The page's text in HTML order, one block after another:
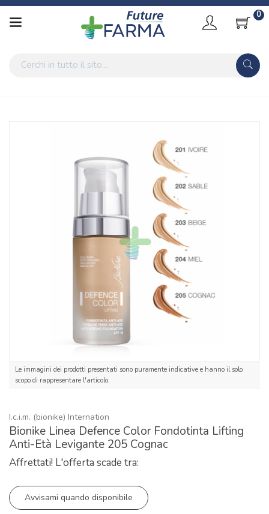
0
Bionike Linea Defence Color Fondotinta Lifting Anti-Età
Levigante 205 Cognac
Le immagini dei prodotti presentati sono puramente indicative e hanno il solo
scopo di rappresentare l'articolo.
I.c.i.m. (bionike) Internation
Bionike Linea Defence Color Fondotinta Lifting
Anti-Età Levigante 205 Cognac
Affrettati! L'offerta scade tra:
Avvisami quando disponibile